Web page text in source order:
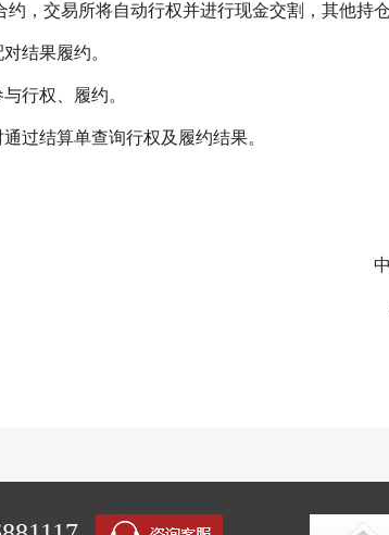
，交易所将自动行权并进行现金交割，其他持仓
结果履约。
行权、履约。
过结算单查询行权及履约结果。